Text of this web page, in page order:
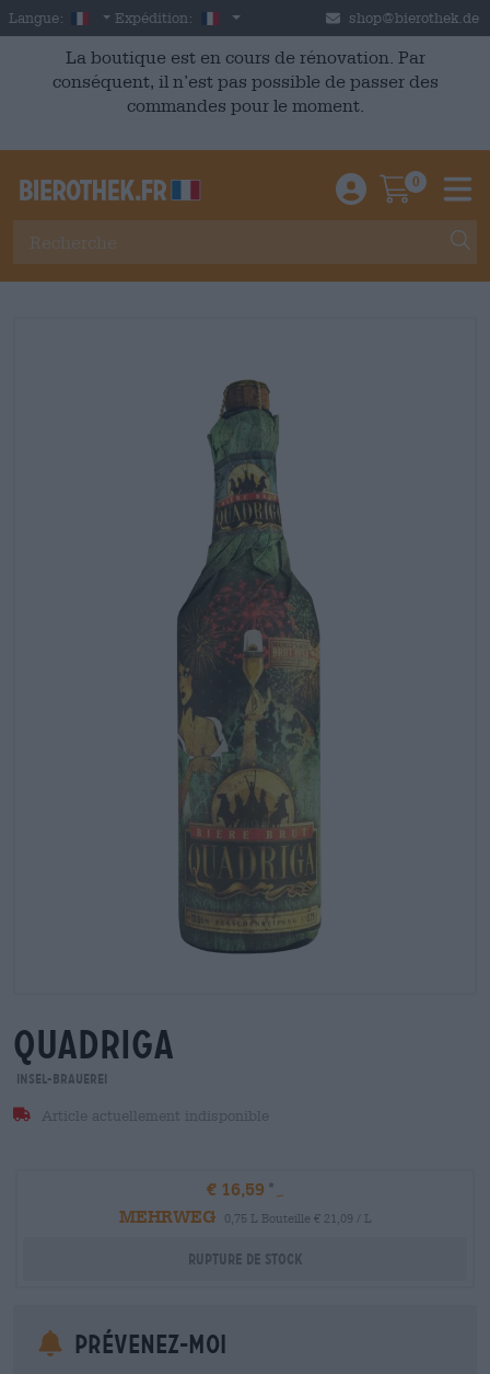
Skip to main content
Langue: French
Expédition: France shop@bierothek.de
La boutique est en cours de rénovation. Par
conséquent, il n’est pas possible de passer des
commandes pour le moment.
Einloggen /
0
quadriga
Insel-Brauerei
Article actuellement indisponible
€ 16,59
MEHRWEG
0,75 L Bouteille € 21,09 / L
Rupture de stock
Prévenez-moi